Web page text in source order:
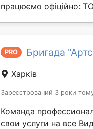
працюємо офіційно:
PRO Бригада
Харків
Зареєстрований 3 роки
Команда
свои услуги на все